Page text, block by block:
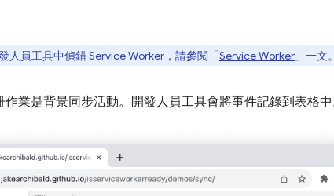
人員工具中偵錯 Service Worker，請參閱「Service Worker 」一文。
業是背景同步活動。開發人員工具會將事件記錄到表格中